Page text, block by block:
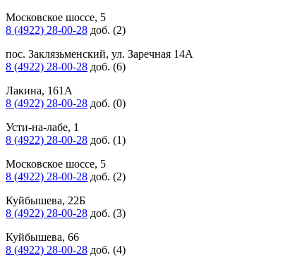
Московское шоссе, 5
8 (4922) 28-00-28 доб. (2)
пос. Заклязьменский, ул. Заречная 14А
8 (4922) 28-00-28 доб. (6)
Лакина, 161А
8 (4922) 28-00-28 доб. (0)
Усти-на-лабе, 1
8 (4922) 28-00-28 доб. (1)
Московское шоссе, 5
8 (4922) 28-00-28 доб. (2)
Куйбышева, 22Б
8 (4922) 28-00-28 доб. (3)
Куйбышева, 66
8 (4922) 28-00-28 доб. (4)